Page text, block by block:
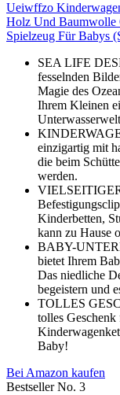
Ueiwffzo
Holz Und Baumwolle
Spielzeug Für Babys
SEA LIFE
fesselnden
Magie des
Ihrem Kleinen
einzigartig mit
die beim
werden.
Kinderbetten,
kann zu Hause
BABY-
bietet Ihrem
Das niedliche
begeistern und
TOLLES
tolles
Baby!
Bei Amazon kaufen
Bestseller No. 3